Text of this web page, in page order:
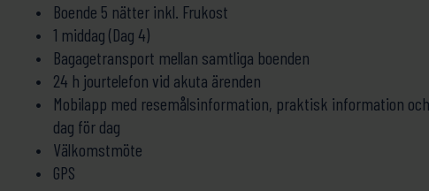
Boende 5 nätter inkl. Frukost
1 middag (Dag 4)
Bagagetransport mellan samtliga boenden
24 h jourtelefon vid akuta ärenden
Mobilapp med resemålsinformation, praktisk information
dag för dag
Välkomstmöte
GPS